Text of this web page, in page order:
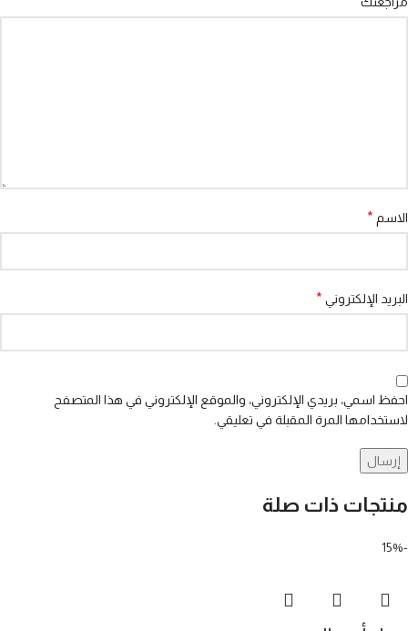
الاسم *
البريد الإلكتروني *
احفظ اسمي، بريدي الإلكتروني، والموقع الإلكتروني في هذا المتصفح
لاستخدامها المرة المقبلة في تعليقي.
منتجات ذات صلة
-15%